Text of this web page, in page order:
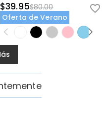
$39.95$80.00
Oferta de Verano